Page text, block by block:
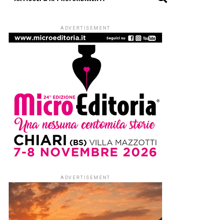
ADVERTISEMENT
ADVERTISEMENT